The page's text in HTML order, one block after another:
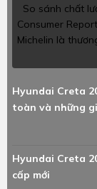
So sánh chất
Consumer
Michelin là
Hyundai Creta
toàn và những
Hyundai Creta
cấp mới